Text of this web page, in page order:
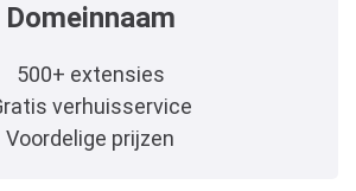
Domeinnaam
500+ extensies
verhuisservice
Voordelige prijzen